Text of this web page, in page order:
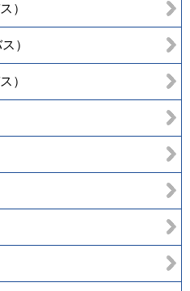
）
）
）